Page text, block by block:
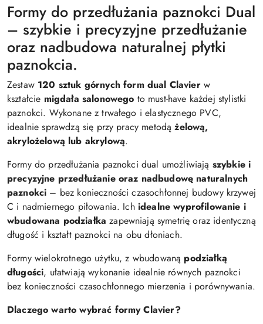
Formy do przedłużania paznokci Dual
– szybkie i precyzyjne przedłużanie
oraz nadbudowa naturalnej płytki
paznokcia.
Zestaw 120 sztuk górnych form dual Clavier w
kształcie migdała salonowego to must-have każdej stylistki
paznokci. Wykonane z trwałego i elastycznego PVC,
idealnie sprawdzą się przy pracy metodą żelową,
akrylożelową lub akrylową.
Formy do przedłużania paznokci dual umożliwiają szybkie i
precyzyjne przedłużanie oraz nadbudowę naturalnych
paznokci – bez konieczności czasochłonnej budowy krzywej
C i nadmiernego piłowania. Ich idealne wyprofilowanie i
wbudowana podziałka zapewniają symetrię oraz identyczną
długość i kształt paznokci na obu dłoniach.
Formy wielokrotnego użytku, z wbudowaną podziałką
długości, ułatwiają wykonanie idealnie równych paznokci
bez konieczności czasochłonnego mierzenia i porównywania.
Dlaczego warto wybrać formy Clavier?